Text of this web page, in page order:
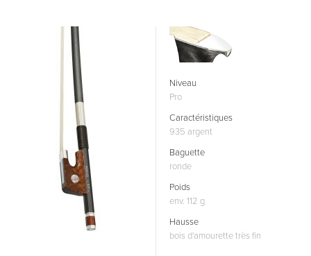
Niveau
Pro
Caractéristiques
935 argent
Baguette
ronde
Poids
env. 112 g
Hausse
bois d'amourette très fin